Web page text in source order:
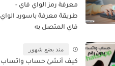
معرفة رمز الواي فاي -
طريقة معرفة باسورد الواي
فاي المتصل به
منذ بضع شهور
كيف أنشئ حساب واتساب